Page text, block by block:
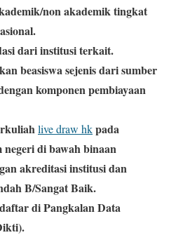
non akademik tingkat
dari institusi terkait.
beasiswa sejenis dari sumber
komponen pembiayaan
live draw hkpada
di bawah binaan
akreditasi institusi dan
B/Sangat Baik.
di Pangkalan Data